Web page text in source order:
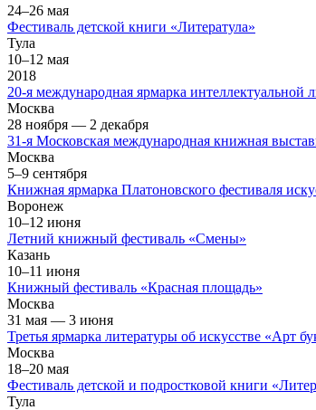
24–26 мая
Фестиваль детской книги «Литератула»
Тула
10–12 мая
2018
20-я международная ярмарка
Москва
28 ноября — 2 декабря
31-я Московская международная книжная
Москва
5–9 сентября
Книжная ярмарка Платоновского фестиваля
Воронеж
10–12 июня
Летний книжный фестиваль «Смены»
Казань
10–11 июня
Книжный фестиваль «Красная площадь»
Москва
31 мая — 3 июня
Третья ярмарка литературы об искусстве «Арт
Москва
18–20 мая
Фестиваль детской и подростковой книги
Тула